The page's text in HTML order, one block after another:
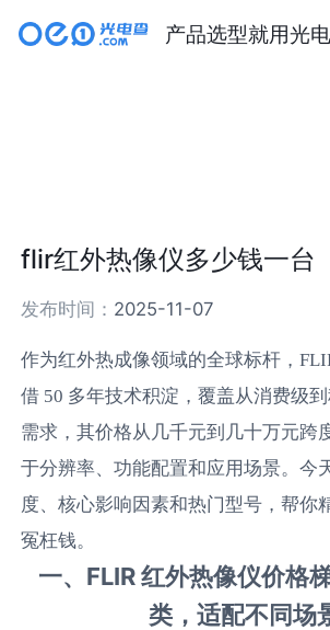
产品选型就用光
flir红外热像仪多少钱一台
发布时间： 2025-11-07
作为红外热成像领域的全球标杆，
借 50 多年技术积淀，覆盖从消费级
需求，其价格从几千元到几十万元跨
于分辨率、功能配置和应用场景。今
度、核心影响因素和热门型号，帮你
冤枉钱。
一、FLIR 红外热像仪价格
类，适配不同场